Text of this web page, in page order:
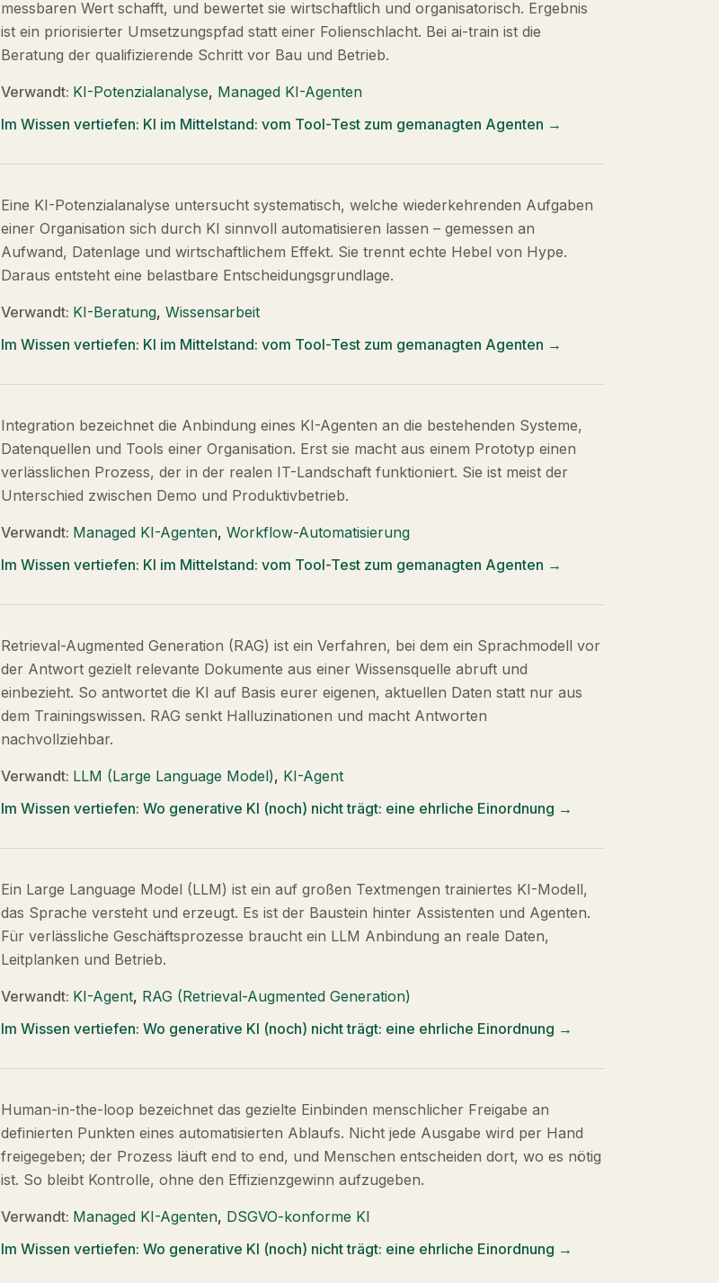
messbaren Wert schafft, und bewertet sie wirtschaftlich und organisatorisch. Ergebnis
ist ein priorisierter Umsetzungspfad statt einer Folienschlacht. Bei ai-train ist die
Beratung der qualifizierende Schritt vor Bau und Betrieb.
Verwandt: KI-Potenzialanalyse, Managed KI-Agenten
Im Wissen vertiefen: KI im Mittelstand: vom Tool-Test zum gemanagten Agenten →
Eine KI-Potenzialanalyse untersucht systematisch, welche wiederkehrenden Aufgaben
einer Organisation sich durch KI sinnvoll automatisieren lassen – gemessen an
Aufwand, Datenlage und wirtschaftlichem Effekt. Sie trennt echte Hebel von Hype.
Daraus entsteht eine belastbare Entscheidungsgrundlage.
Verwandt: KI-Beratung,Wissensarbeit
Im Wissen vertiefen: KI im Mittelstand: vom Tool-Test zum gemanagten Agenten →
Integration bezeichnet die Anbindung eines KI-Agenten an die bestehenden Systeme,
Datenquellen und Tools einer Organisation. Erst sie macht aus einem Prototyp einen
verlässlichen Prozess, der in der realen IT-Landschaft funktioniert. Sie ist meist der
Unterschied zwischen Demo und Produktivbetrieb.
Verwandt: Managed KI-Agenten,Workflow-Automatisierung
Im Wissen vertiefen: KI im Mittelstand: vom Tool-Test zum gemanagten Agenten →
Retrieval-Augmented Generation (RAG) ist ein Verfahren, bei dem ein Sprachmodell vor
der Antwort gezielt relevante Dokumente aus einer Wissensquelle abruft und
einbezieht. So antwortet die KI auf Basis eurer eigenen, aktuellen Daten statt nur aus
dem Trainingswissen. RAG senkt Halluzinationen und macht Antworten
nachvollziehbar.
Verwandt: LLM (Large Language Model), KI-Agent
Im Wissen vertiefen:Wo generative KI (noch) nicht trägt: eine ehrliche Einordnung →
Ein Large Language Model (LLM) ist ein auf großen Textmengen trainiertes KI-Modell,
das Sprache versteht und erzeugt. Es ist der Baustein hinter Assistenten und Agenten.
Für verlässliche Geschäftsprozesse braucht ein LLM Anbindung an reale Daten,
Leitplanken und Betrieb.
Verwandt: KI-Agent, RAG (Retrieval-Augmented Generation)
Im Wissen vertiefen:Wo generative KI (noch) nicht trägt: eine ehrliche Einordnung →
Human-in-the-loop bezeichnet das gezielte Einbinden menschlicher Freigabe an
definierten Punkten eines automatisierten Ablaufs. Nicht jede Ausgabe wird per Hand
freigegeben; der Prozess läuft end to end, und Menschen entscheiden dort, wo es nötig
ist. So bleibt Kontrolle, ohne den Effizienzgewinn aufzugeben.
Verwandt: Managed KI-Agenten, DSGVO-konforme KI
Im Wissen vertiefen:Wo generative KI (noch) nicht trägt: eine ehrliche Einordnung →